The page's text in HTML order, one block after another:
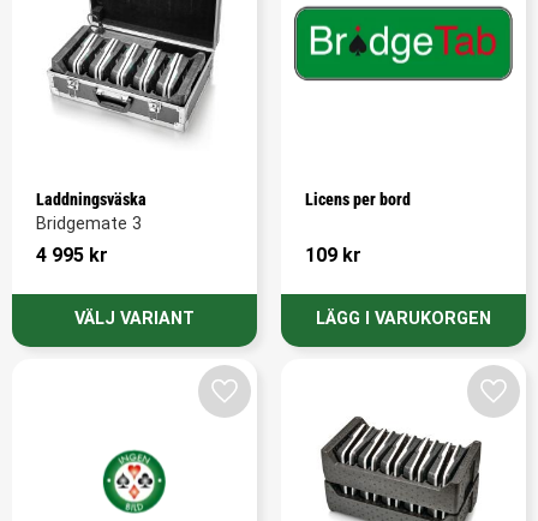
Laddningsväska
Bridgemate 3
4 995 kr
Licens per bord
109 kr
Lägg till i favoriter